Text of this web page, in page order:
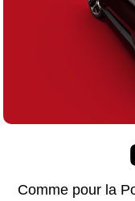
Comme pour la